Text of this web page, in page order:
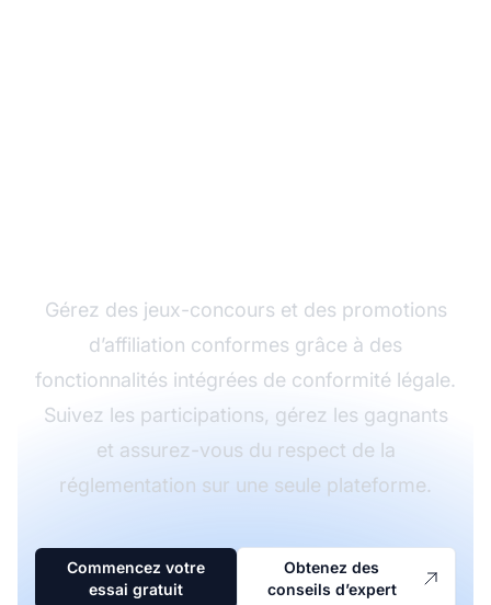
Gérez des jeux-concours et des promotions
d’affiliation conformes grâce à des
fonctionnalités intégrées de conformité légale.
Suivez les participations, gérez les gagnants
et assurez-vous du respect de la
réglementation sur une seule plateforme.
Commencez votre
essai gratuit
Obtenez des
conseils d’expert